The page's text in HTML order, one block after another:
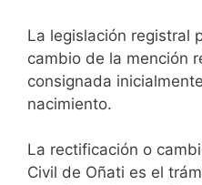
La legislación registral
cambio de la mención
consignada
nacimiento.
La rectificación o
Civil de Oñati es el